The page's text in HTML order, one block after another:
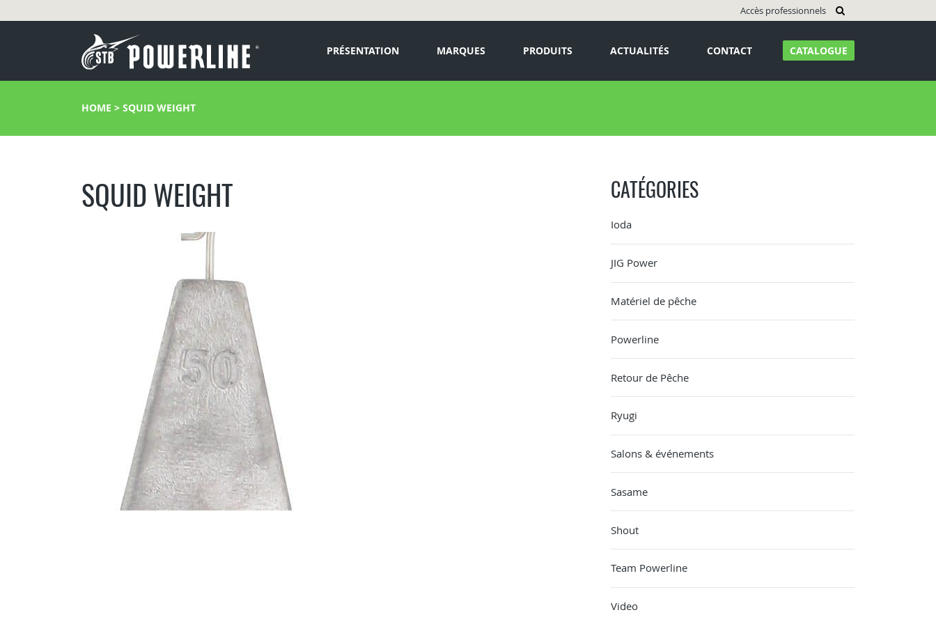
Accès professionnels
PRÉSENTATION MARQUES PRODUITS ACTUALITÉS CONTACT CATALOGUE
HOME > SQUID WEIGHT
SQUID WEIGHT CATÉGORIES
Ioda
JIG Power
Matériel de pêche
Powerline
Retour de Pêche
Ryugi
Salons & événements
Sasame
Shout
Team Powerline
Video